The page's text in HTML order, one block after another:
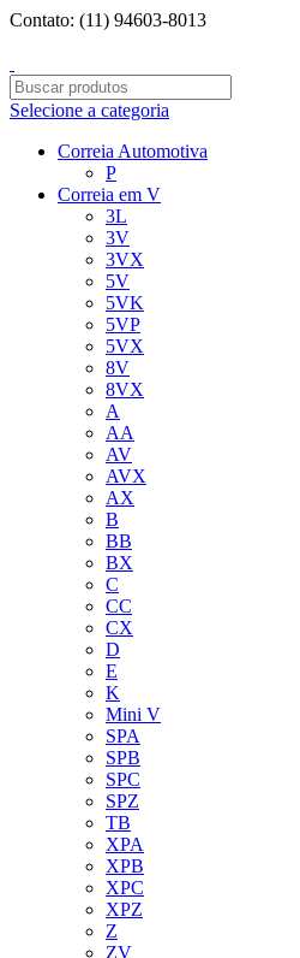
Contato: (11) 94603-8013
Selecione a categoria
Correia Automotiva
P
Correia em V
3L
3V
3VX
5V
5VK
5VP
5VX
8V
8VX
A
AA
AV
AVX
AX
B
BB
BX
C
CC
CX
D
E
K
Mini V
SPA
SPB
SPC
SPZ
TB
XPA
XPB
XPC
XPZ
Z
ZV